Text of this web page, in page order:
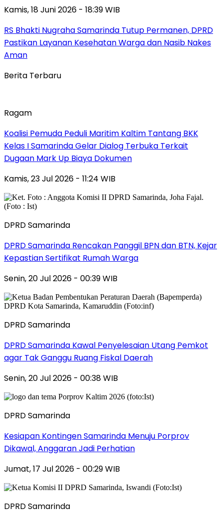
Kamis, 18 Juni 2026 - 18:39 WIB
RS Bhakti Nugraha Samarinda Tutup Permanen, DPRD
Pastikan Layanan Kesehatan Warga dan Nasib Nakes
Aman
Berita Terbaru
Ragam
Koalisi Pemuda Peduli Maritim Kaltim Tantang BKK
Kelas I Samarinda Gelar Dialog Terbuka Terkait
Dugaan Mark Up Biaya Dokumen
Kamis, 23 Jul 2026 - 11:24 WIB
DPRD Samarinda
DPRD Samarinda Rencakan Panggil BPN dan BTN, Kejar
Kepastian Sertifikat Rumah Warga
Senin, 20 Jul 2026 - 00:39 WIB
DPRD Samarinda
DPRD Samarinda Kawal Penyelesaian Utang Pemkot
agar Tak Ganggu Ruang Fiskal Daerah
Senin, 20 Jul 2026 - 00:38 WIB
DPRD Samarinda
Kesiapan Kontingen Samarinda Menuju Porprov
Dikawal, Anggaran Jadi Perhatian
Jumat, 17 Jul 2026 - 00:29 WIB
DPRD Samarinda